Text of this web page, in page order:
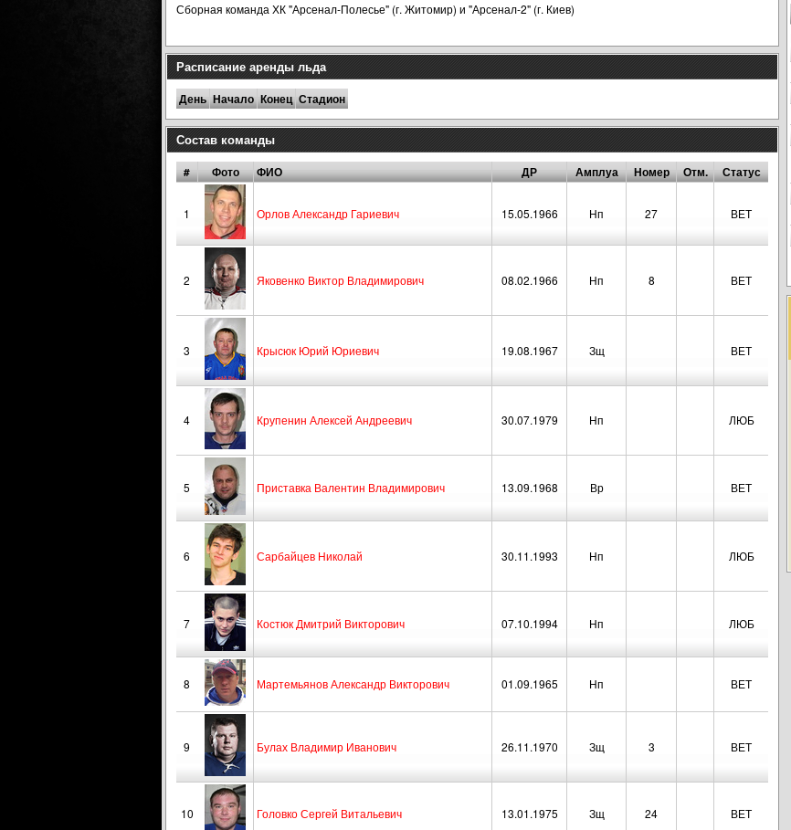
Сборная команда ХК "Арсенал-Полесье" (г. Житомир) и "Арсенал-2" (г. Киев)
Расписание аренды льда
День Начало Конец Стадион
Состав команды
# Фото ФИО ДР Амплуа Номер Отм. Статус
1 Орлов Александр Гариевич 15.05.1966 Нп 27 ВЕТ
2 Яковенко Виктор Владимирович 08.02.1966 Нп 8 ВЕТ
3 Крысюк Юрий Юриевич 19.08.1967 Зщ ВЕТ
4 Крупенин Алексей Андреевич 30.07.1979 Нп ЛЮБ
5 Приставка Валентин Владимирович 13.09.1968 Вр ВЕТ
6 Сарбайцев Николай 30.11.1993 Нп ЛЮБ
7 Костюк Дмитрий Викторович 07.10.1994 Нп ЛЮБ
8 Мартемьянов Александр Викторович 01.09.1965 Нп ВЕТ
9 Булах Владимир Иванович 26.11.1970 Зщ 3 ВЕТ
10 Головко Сергей Витальевич 13.01.1975 Зщ 24 ВЕТ